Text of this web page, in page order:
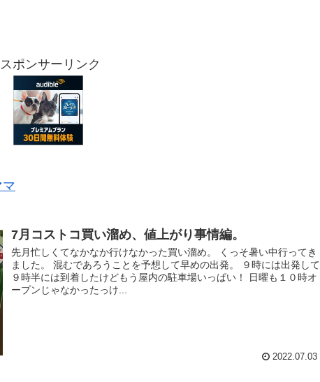
スポンサーリンク
7月コストコ買い溜め、値上がり事情編。
先月忙しくてなかなか行けなかった買い溜め。 くっそ暑い中行ってき
ました。 混むであろうことを予想して早めの出発。 ９時には出発して
９時半には到着したけどもう屋内の駐車場いっぱい！ 日曜も１０時オ
ープンじゃなかったっけ...
2022.07.03